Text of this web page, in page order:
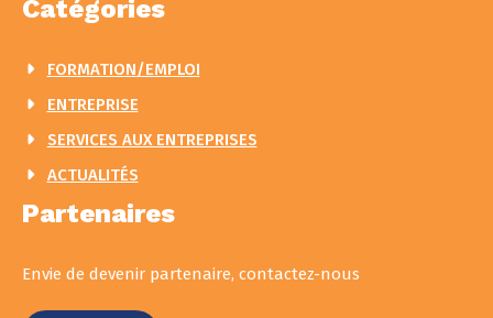
Catégories
FORMATION/EMPLOI
ENTREPRISE
SERVICES AUX ENTREPRISES
ACTUALITÉS
Partenaires
Envie de devenir partenaire, contactez-nous